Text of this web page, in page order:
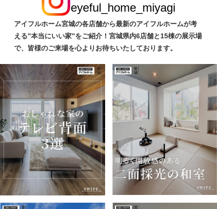
eyeful_home_miyagi
アイフルホーム宮城の各店舗から最新のアイフルホームが考
える”本当にいい家”をご紹介！宮城県内6店舗と15棟の展示場
で、皆様のご来場を心よりお待ちいたしております。